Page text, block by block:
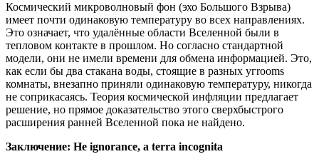
Космический микроволновый фон (эхо Большого Взрыва)
имеет почти одинаковую температуру во всех направлениях.
Это означает, что удалённые области Вселенной были в
тепловом контакте в прошлом. Но согласно стандартной
модели, они не имели времени для обмена информацией. Это,
как если бы два стакана воды, стоящие в разных угrooms
комнаты, внезапно приняли одинаковую температуру, никогда
не соприкасаясь. Теория космической инфляции предлагает
решение, но прямое доказательство этого сверхбыстрого
расширения ранней Вселенной пока не найдено.
Заключение: Не ignorance, а terra incognita